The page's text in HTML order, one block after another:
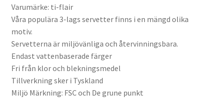
Varumärke: ti-flair
Våra populära 3-lags servetter finns i en mängd olika
motiv.
Servetterna är miljövänliga och återvinningsbara.
Endast vattenbaserade färger
Fri från klor och blekningsmedel
Tillverkning sker i Tyskland
Miljö Märkning: FSC och De grune punkt